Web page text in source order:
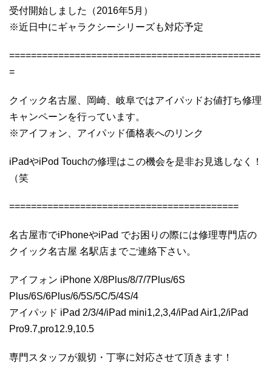
受付開始しました（2016年5月）
※近日中にギャラクシーシリーズも対応予定
==============================================
=
クイック名古屋、岡崎、岐阜ではアイパッドお値打ち修理
キャンペーンを行っています。
※アイフォン、アイパッド価格表へのリンク
iPadやiPod Touchの修理はこの機会を是非お見逃しなく！
（笑
==========================================
名古屋市でiPhoneやiPad でお困りの際には修理専門店の
クイック名古屋 名駅店までご連絡下さい。
アイフォン iPhone X/8Plus/8/7/7Plus/6S
Plus/6S/6Plus/6/5S/5C/5/4S/4
アイパッド iPad 2/3/4/iPad mini1,2,3,4/iPad Air1,2/iPad
Pro9.7,pro12.9,10.5
専門スタッフが親切・丁寧に対応させて頂きます！